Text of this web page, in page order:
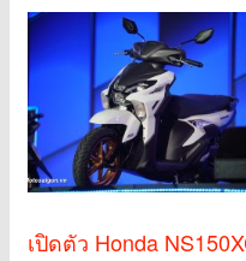
เปิดตัว Honda